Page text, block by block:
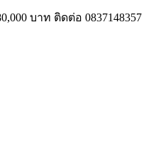
บาท ติดต่อ 0837148357